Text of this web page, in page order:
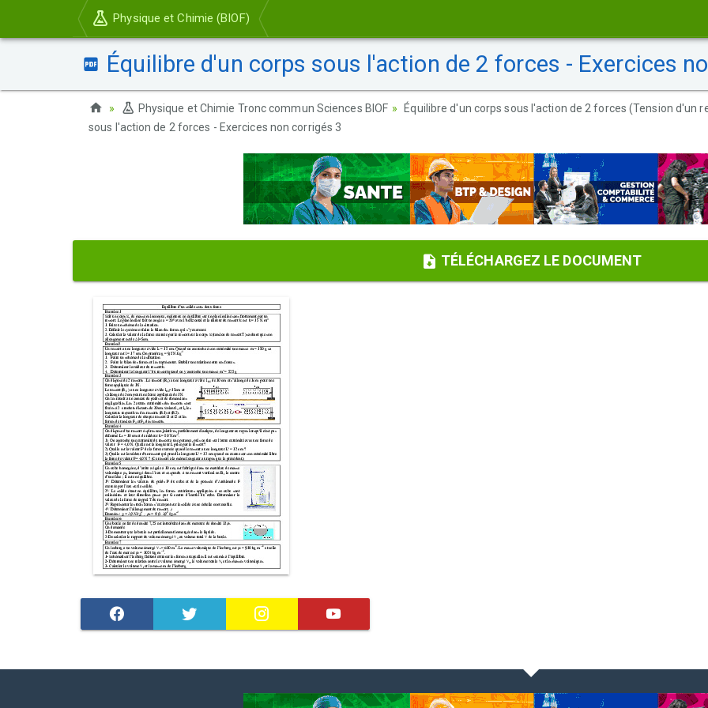
Physique et Chimie (BIOF)
Équilibre d'un corps sous l'action de 2 forces - Exercices
Physique et Chimie Tronc commun Sciences BIOF Équilibre d'un corps sous l'action de 2 forces (Tension d'un
sous l'action de 2 forces - Exercices non corrigés 3
TÉLÉCHARGEZ LE DOCUMENT